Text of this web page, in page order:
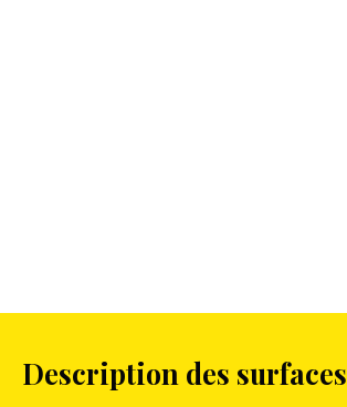
Description des surfaces